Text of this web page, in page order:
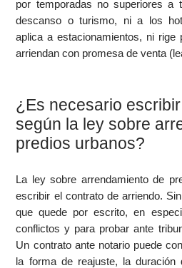
por temporadas no superiores a
descanso o turismo, ni a los
aplica a estacionamientos, ni
arriendan con promesa de venta
¿Es necesario
según la ley sobre
predios urbanos?
La ley sobre arrendamiento de
escribir el contrato de arriendo.
que quede por escrito, en
conflictos y para probar ante
Un contrato ante notario puede
la forma de reajuste, la duración